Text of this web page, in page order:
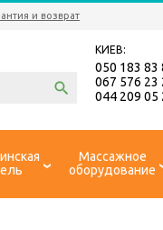
и возврат
КИЕВ:
050 183 83
067 576 23
044 209 05
Массажное
оборудование